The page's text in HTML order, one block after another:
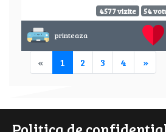
4577 vizite 54
printeaza
« 1 2 3 4 »